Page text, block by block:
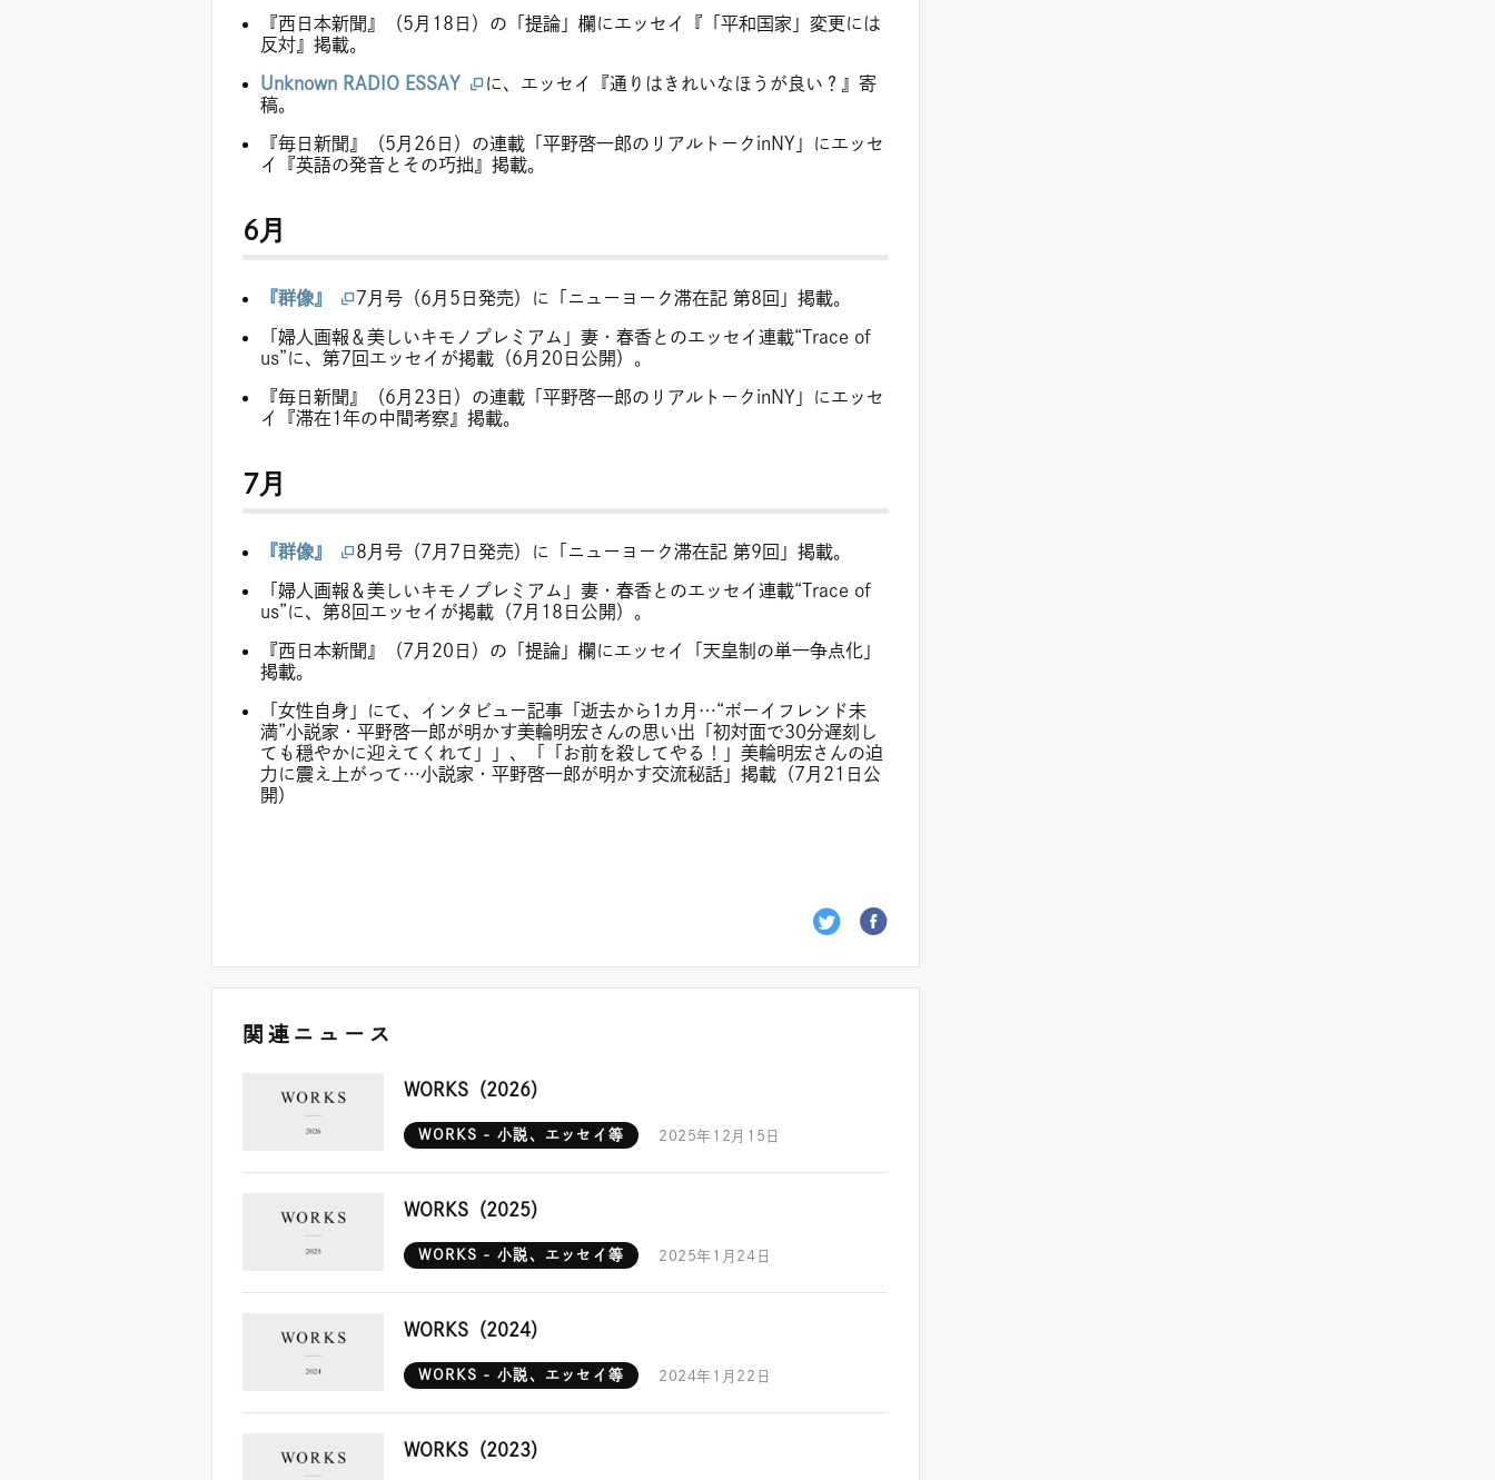
『西日本新聞』（5月18日）の「提論」欄にエッセイ『「平和国家」変更には
反対』掲載。
Unknown RADIO ESSAY
に、エッセイ『通りはきれいなほうが良い？』寄
稿。
『毎日新聞』（5月26日）の連載「平野啓一郎のリアルトークinNY」にエッセ
イ『英語の発音とその巧拙』掲載。
6月
『群像』 7月号（6月5日発売）に「ニューヨーク滞在記 第8回」掲載。
「婦人画報＆美しいキモノプレミアム」妻・春香とのエッセイ連載“Trace of
us”に、第7回エッセイが掲載（6月20日公開）。
『毎日新聞』（6月23日）の連載「平野啓一郎のリアルトークinNY」にエッセ
イ『滞在1年の中間考察』掲載。
7月
『群像』 8月号（7月7日発売）に「ニューヨーク滞在記 第9回」掲載。
「婦人画報＆美しいキモノプレミアム」妻・春香とのエッセイ連載“Trace of
us”に、第8回エッセイが掲載（7月18日公開）。
『西日本新聞』（7月20日）の「提論」欄にエッセイ「天皇制の単一争点化」
掲載。
「女性自身」にて、インタビュー記事「逝去から1カ月…“ボーイフレンド未
満”小説家・平野啓一郎が明かす美輪明宏さんの思い出「初対面で30分遅刻し
ても穏やかに迎えてくれて」」、「「お前を殺してやる！」美輪明宏さんの迫
力に震え上がって…小説家・平野啓一郎が明かす交流秘話」掲載（7月21日公
開）
関連ニュース
WORKS（2026）
WORKS - 小説、エッセイ等 2025年12月15日
WORKS（2025）
WORKS - 小説、エッセイ等 2025年1月24日
WORKS（2024）
WORKS - 小説、エッセイ等 2024年1月22日
WORKS（2023）